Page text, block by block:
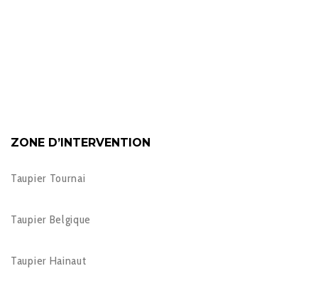
ZONE D’INTERVENTION
Taupier Tournai
Taupier Belgique
Taupier Hainaut